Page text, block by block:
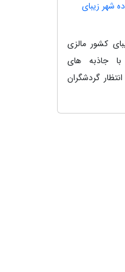
شهر زیبای
کشور مالزی
جاذبه های
گردشگران